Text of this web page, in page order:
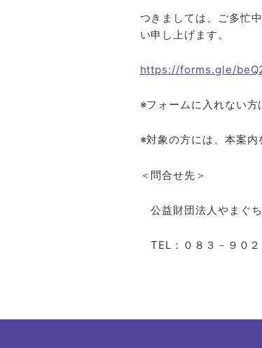
つきましては、ご多忙
い申し上げます。
https://forms.gle/
※フォームに入れない方
※対象の方には、本案内
＜問合せ先＞
公益財団法人やまぐ
TEL：０８３－９０２